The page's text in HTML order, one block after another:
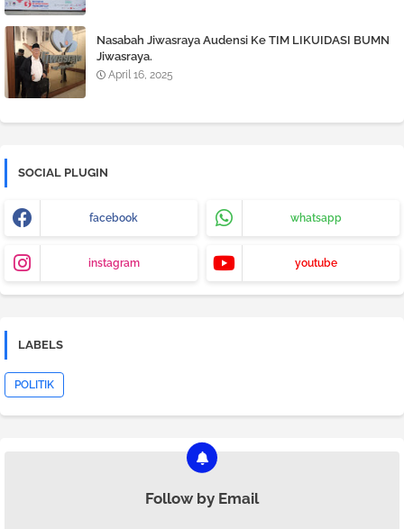
Nasabah Jiwasraya Audensi Ke TIM LIKUIDASI BUMN
Jiwasraya.
April 16, 2025
SOCIAL PLUGIN
facebook whatsapp
instagram youtube
LABELS
POLITIK
Follow by Email